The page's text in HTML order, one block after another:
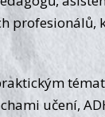
profesionálů,
učení,